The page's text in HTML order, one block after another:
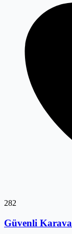
282
Güvenli